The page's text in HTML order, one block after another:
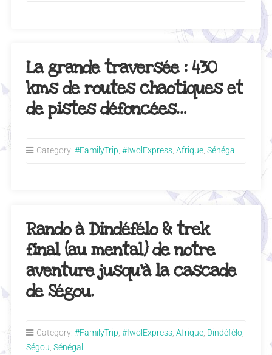
La grande traversée : 430
kms de routes chaotiques et
de pistes défoncées…
Category: #FamilyTrip, #IwolExpress, Afrique, Sénégal
Rando à Dindéfélo & trek
final (au mental) de notre
aventure jusqu’à la cascade
de Ségou.
Category: #FamilyTrip, #IwolExpress, Afrique, Dindéfélo,
Ségou, Sénégal